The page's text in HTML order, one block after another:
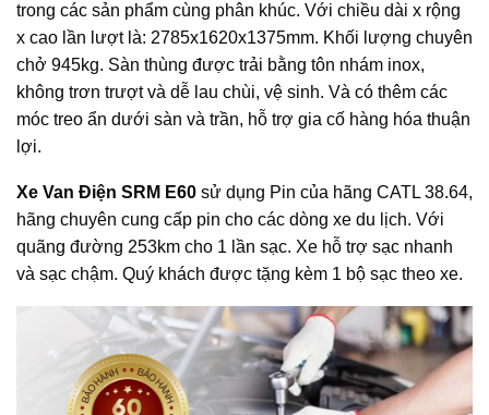
trong các sản phẩm cùng phân khúc. Với chiều dài x rộng
x cao lần lượt là: 2785x1620x1375mm. Khối lượng chuyên
chở 945kg. Sàn thùng được trải bằng tôn nhám inox,
không trơn trượt và dễ lau chùi, vệ sinh. Và có thêm các
móc treo ẩn dưới sàn và trần, hỗ trợ gia cố hàng hóa thuận
lợi.
Xe Van Điện SRM E60 sử dụng Pin của hãng CATL 38.64,
hãng chuyên cung cấp pin cho các dòng xe du lịch. Với
quãng đường 253km cho 1 lần sạc. Xe hỗ trợ sạc nhanh
và sạc chậm. Quý khách được tặng kèm 1 bộ sạc theo xe.